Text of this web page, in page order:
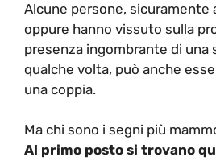
Alcune persone, sicuramente
oppure hanno vissuto sulla
presenza ingombrante di una
qualche volta, può anche
una coppia.
Ma chi sono i segni più
Al primo posto si trovano